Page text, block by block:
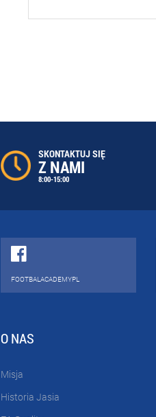
SKONTAKTUJ SIĘ
Z NAMI
8:00-15:00
FOOTBALACADEMYPL
O NAS
Misja
Historia Jasia